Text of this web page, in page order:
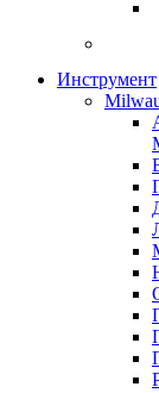
Инструмент